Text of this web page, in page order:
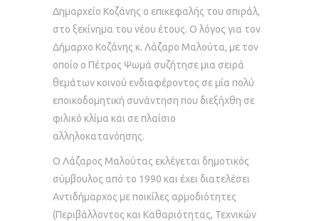
Δημαρχείο Κοζάνης ο επικεφαλής του σπιράλ,
στο ξεκίνημα του νέου έτους. Ο λόγος για τον
Δήμαρχο Κοζάνης κ. Λάζαρο Μαλούτα, με τον
οποίο ο Πέτρος Ψωμά συζήτησε μια σειρά
θεμάτων κοινού ενδιαφέροντος σε μία πολύ
εποικοδομητική συνάντηση που διεξήχθη σε
φιλικό κλίμα και σε πλαίσιο
αλληλοκατανόησης.
Ο Λάζαρος Μαλούτας εκλέγεται δημοτικός
σύμβουλος από το 1990 και έχει διατελέσει
Αντιδήμαρχος με ποικίλες αρμοδιότητες
(Περιβάλλοντος και Καθαριότητας, Τεχνικών